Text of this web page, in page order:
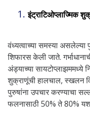
इंट्राटिओप्लाज्मिक
वंध्यत्वाच्या समस्या असलेल्या
शिफारस केली जाते.
अंड्याच्या सायटोप्लाझममध्ये
शुक्राणूंची हालचाल, स्खलन
पुरुषांना उपचार करण्याचा
फलनासाठी 50% ते 80%